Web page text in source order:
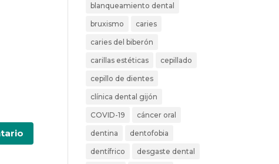
blanqueamiento dental
bruxismo caries
caries del biberón
carillas estéticas cepillado
cepillo de dientes
clínica dental gijón
COVID-19 cáncer oral
dentina dentofobia
dentífrico desgaste dental